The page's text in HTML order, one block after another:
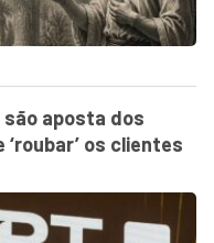
são aposta dos
os clientes